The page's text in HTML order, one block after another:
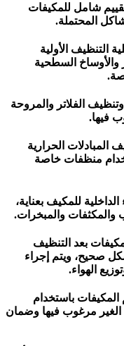
شامل للمكيفات
المحتملة.
التنظيف الأولية
والأوساخ السطحية
الفلاتر والمروحة
فيها.
المبادلات الحرارية
منظفات خاصة
للمكيف بعناية،
والمكثفات والمبخرات.
بعد التنظيف
صحيح، ويتم إجراء
الهواء.
المكيفات باستخدام
مرغوب فيها وضمان